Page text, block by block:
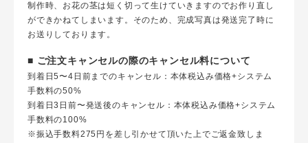
制作時、お花の茎は短く切って生けていきますのでお作り直し
ができかねてしまいます。そのため、完成写真は発送完了時に
お送りしております。
■ ご注文キャンセルの際のキャンセル料について
到着日5〜4日前までのキャンセル：本体税込み価格+システム
手数料の50%
到着日3日前〜発送後のキャンセル：本体税込み価格+システム
手数料の100%
※振込手数料275円を差し引かせて頂いた上でご返金致しま